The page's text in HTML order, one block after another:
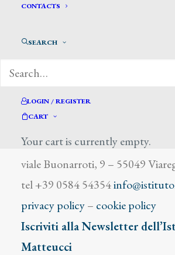
CONTACTS
SEARCH
LOGIN / REGISTER
CART
Your cart is currently empty.
Istituto Matteucci
viale Buonarroti, 9 – 55049
tel +39 0584 54354
privacy policy– cookie policy
Iscriviti alla Newsletter
Matteucci